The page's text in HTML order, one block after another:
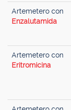
Artemetero con
Enzalutamida
Artemetero con
Eritromicina